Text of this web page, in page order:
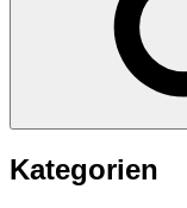
Kategorien